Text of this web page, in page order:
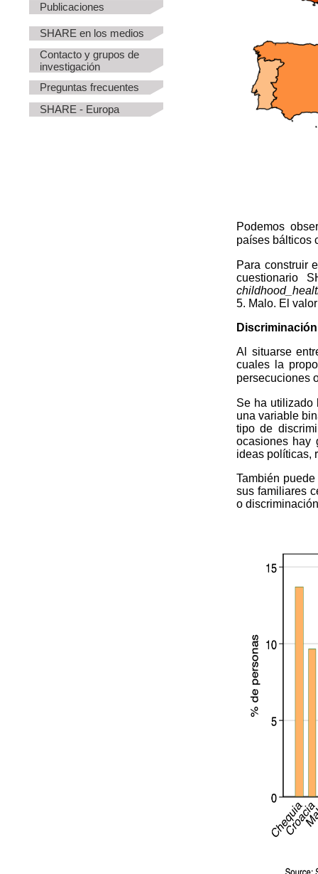
Publicaciones
SHARE en los medios
Contacto y grupos de
investigación
Preguntas frecuentes
SHARE - Europa
Podemos
países bálticos
Para construir
cuestionario
5. Malo. El
Al situarse
cuales la
persecuciones
Se ha utilizado
una variable
tipo de
ocasiones hay
ideas políticas,
También
sus familiares
o